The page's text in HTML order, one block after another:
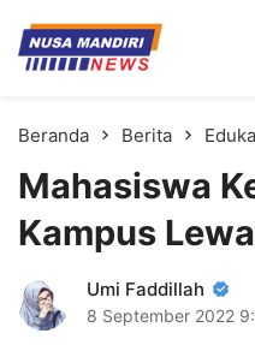
Kampus Digital
Universitas Nusa Mandiri
Beranda Berita
Mahasiswa
Kampus
Umi Faddillah
8 September 2022